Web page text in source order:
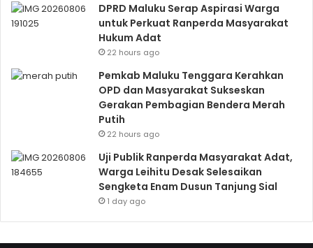
DPRD Maluku Serap Aspirasi Warga
untuk Perkuat Ranperda Masyarakat
Hukum Adat
22 hours ago
Pemkab Maluku Tenggara Kerahkan
OPD dan Masyarakat Sukseskan
Gerakan Pembagian Bendera Merah
Putih
22 hours ago
Uji Publik Ranperda Masyarakat Adat,
Warga Leihitu Desak Selesaikan
Sengketa Enam Dusun Tanjung Sial
1 day ago